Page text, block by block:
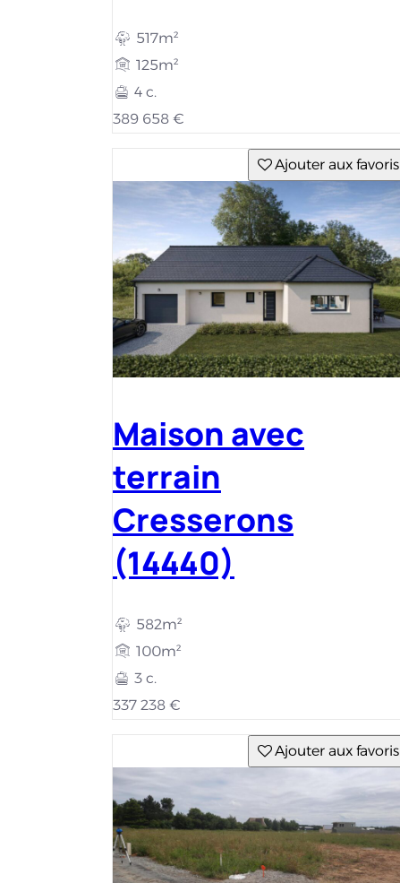
517m²
125m²
4 c.
389 658 €
Ajouter aux favoris
Maison avec
terrain
Cresserons
(14440)
582m²
100m²
3 c.
337 238 €
Ajouter aux favoris